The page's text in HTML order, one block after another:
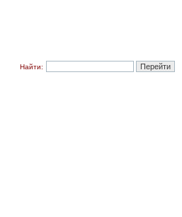
Найти: